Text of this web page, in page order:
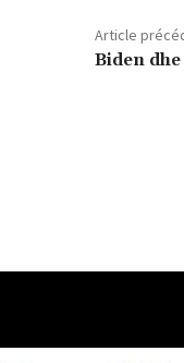
Article
Biden